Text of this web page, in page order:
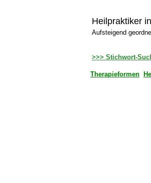
Heilpraktiker
Aufsteigend
>>> Stichwort-
Therapieformen